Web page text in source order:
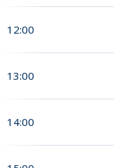
12:00
13:00
14:00